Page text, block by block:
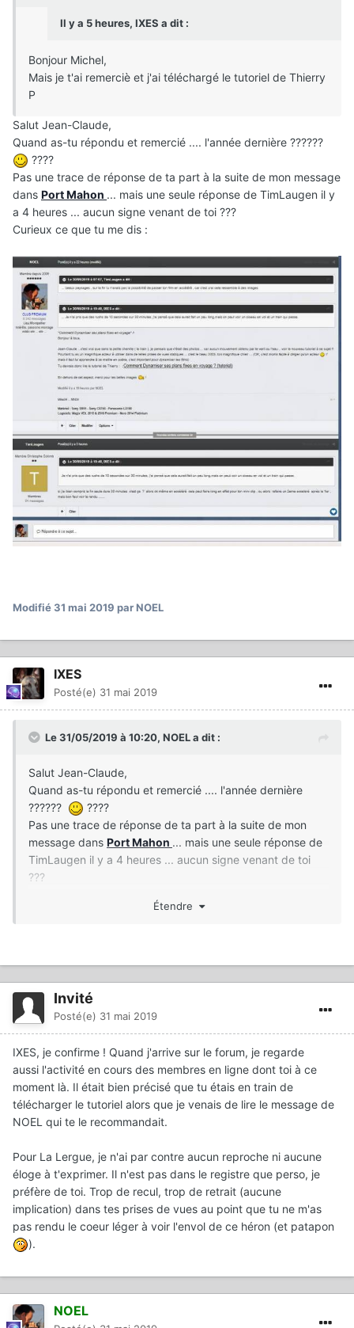
Il y a 5 heures, IXES a dit :
Bonjour Michel,
Mais je t'ai remerciè et j'ai téléchargé le tutoriel de Thierry
P
Salut Jean-Claude,
Quand as-tu répondu et remercié .... l'année dernière ??????
????
Pas une trace de réponse de ta part à la suite de mon message
dans Port Mahon ... mais une seule réponse de TimLaugen il y
a 4 heures ... aucun signe venant de toi ???
Curieux ce que tu me dis :
Modifié31 mai 2019 par NOEL
IXES
Posté(e) 31 mai 2019
Le 31/05/2019 à 10:20, NOELa dit :
Salut Jean-Claude,
Quand as-tu répondu et remercié .... l'année dernière
??????
????
Pas une trace de réponse de ta part à la suite de mon
message dans Port Mahon ... mais une seule réponse de
TimLaugen il y a 4 heures ... aucun signe venant de toi
???
Salut Michel,
Depuis ce matin je tond le jardin (3000 m² de pelouse
avec de nombreuses plantations, ce qui rend la tonte
longue et difficile) avant mon départ demain à Bordeaux
J'ai vérifié, effectivement je n'ai pas vu mon message de
bien allé sur le tuto que tu m'avais conseillé.
Étendre
Invité
Posté(e) 31 mai 2019
IXES, je confirme ! Quand j'arrive sur le forum, je regarde
aussi l'activité en cours des membres en ligne dont toi à ce
moment là. Il était bien précisé que tu étais en train de
télécharger le tutoriel alors que je venais de lire le message de
NOEL qui te le recommandait.
Pour La Lergue, je n'ai par contre aucun reproche ni aucune
éloge à t'exprimer. Il n'est pas dans le registre que perso, je
préfère de toi. Trop de recul, trop de retrait (aucune
implication) dans tes prises de vues au point que tu ne m'as
pas rendu le coeur léger à voir l'envol de ce héron (et patapon
).
NOEL